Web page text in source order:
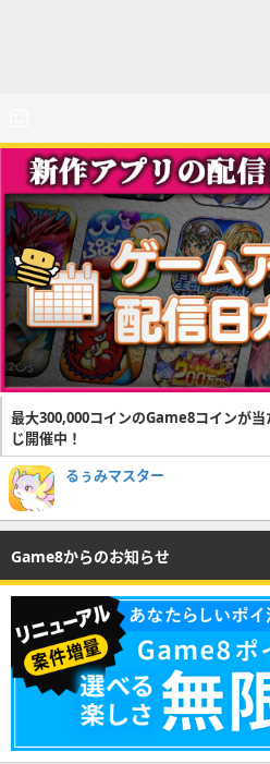
最大300,000コインのGame8コインが
じ開催中！
るぅみマスター
Game8からのお知らせ